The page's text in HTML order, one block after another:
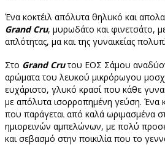
Ένα κοκτέιλ απόλυτα θηλυκό και
Grand Cru, μυρωδάτο και φινετσάτο,
απλότητας, μα και της γυναικείας
Στο Grand Cru του ΕΟΣ Σάμου
αρώματα του λευκού μικρόρωγου
ευχάριστο, γλυκό κρασί που κάθε
με απόλυτα ισορροπημένη γεύση. Ένα
που παράγεται από καλά ωριμασμένα
ημιορεινών αμπελώνων, με πολύ
και σεβασμό στην ποικιλία που το